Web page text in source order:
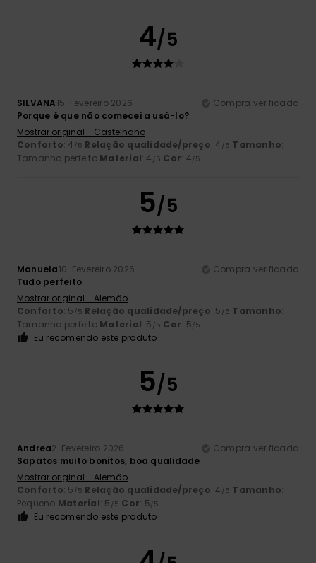
4/5
SILVANA15. Fevereiro 2026
Compra verificada
Porque é que não comecei a usá-lo?
Mostrar original - Castelhano
Conforto: 4 /5 Relação qualidade/preço: 4 /5 Tamanho:
Tamanho perfeito Material: 4 /5 Cor: 4/5
5/5
Manuela10. Fevereiro 2026
Compra verificada
Tudo perfeito
Mostrar original - Alemão
Conforto: 5 /5 Relação qualidade/preço: 5 /5 Tamanho:
Tamanho perfeito Material: 5 /5 Cor: 5/5
Eu recomendo este produto
5/5
Andrea2. Fevereiro 2026
Compra verificada
Sapatos muito bonitos, boa qualidade
Mostrar original - Alemão
Conforto: 5 /5 Relação qualidade/preço: 4 /5 Tamanho:
Pequeno Material: 5 /5 Cor: 5/5
Eu recomendo este produto